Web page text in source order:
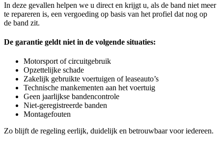
In deze gevallen helpen we u direct en krijgt u, als de band niet meer
te repareren is, een vergoeding op basis van het profiel dat nog op
de band zit.
De garantie geldt niet in de volgende situaties:
Motorsport of circuitgebruik
Opzettelijke schade
Zakelijk gebruikte voertuigen of leaseauto’s
Technische mankementen aan het voertuig
Geen jaarlijkse bandencontrole
Niet‑geregistreerde banden
Montagefouten
Zo blijft de regeling eerlijk, duidelijk en betrouwbaar voor iedereen.